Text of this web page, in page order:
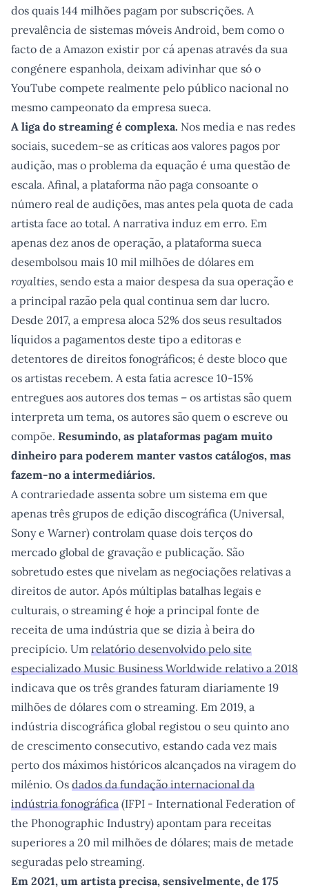
dos quais 144 milhões pagam por subscrições. A
prevalência de sistemas móveis Android, bem como o
facto de a Amazon existir por cá apenas através da sua
congénere espanhola, deixam adivinhar que só o
YouTube compete realmente pelo público nacional no
mesmo campeonato da empresa sueca.
A liga do streaming é complexa. Nos media e nas redes
sociais, sucedem-se as críticas aos valores pagos por
audição, mas o problema da equação é uma questão de
escala. Afinal, a plataforma não paga consoante o
número real de audições, mas antes pela quota de cada
artista face ao total. A narrativa induz em erro. Em
apenas dez anos de operação, a plataforma sueca
desembolsou mais 10 mil milhões de dólares em
royalties, sendo esta a maior despesa da sua operação e
a principal razão pela qual continua sem dar lucro.
Desde 2017, a empresa aloca 52% dos seus resultados
líquidos a pagamentos deste tipo a editoras e
detentores de direitos fonográficos; é deste bloco que
os artistas recebem. A esta fatia acresce 10-15%
entregues aos autores dos temas – os artistas são quem
interpreta um tema, os autores são quem o escreve ou
compõe. Resumindo, as plataformas pagam muito
dinheiro para poderem manter vastos catálogos, mas
fazem-no a intermediários.
A contrariedade assenta sobre um sistema em que
apenas três grupos de edição discográfica (Universal,
Sony e Warner) controlam quase dois terços do
mercado global de gravação e publicação. São
sobretudo estes que nivelam as negociações relativas a
direitos de autor. Após múltiplas batalhas legais e
culturais, o streaming é hoje a principal fonte de
receita de uma indústria que se dizia à beira do
precipício. Um relatório desenvolvido pelo site
especializado Music Business Worldwide relativo a 2018
indicava que os três grandes faturam diariamente 19
milhões de dólares com o streaming. Em 2019, a
indústria discográfica global registou o seu quinto ano
de crescimento consecutivo, estando cada vez mais
perto dos máximos históricos alcançados na viragem do
milénio. Os dados da fundação internacional da
indústria fonográfica (IFPI - International Federation of
the Phonographic Industry) apontam para receitas
superiores a 20 mil milhões de dólares; mais de metade
seguradas pelo streaming.
Em 2021, um artista precisa, sensivelmente, de 175